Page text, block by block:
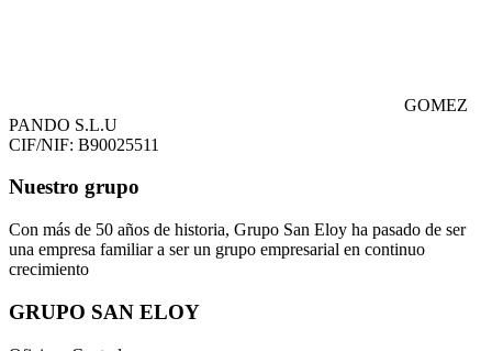
GOMEZ
PANDO S.L.U
CIF/NIF: B90025511
Nuestro grupo
Con más de 50 años de historia, Grupo San Eloy ha pasado de ser
una empresa familiar a ser un grupo empresarial en continuo
crecimiento
GRUPO SAN ELOY